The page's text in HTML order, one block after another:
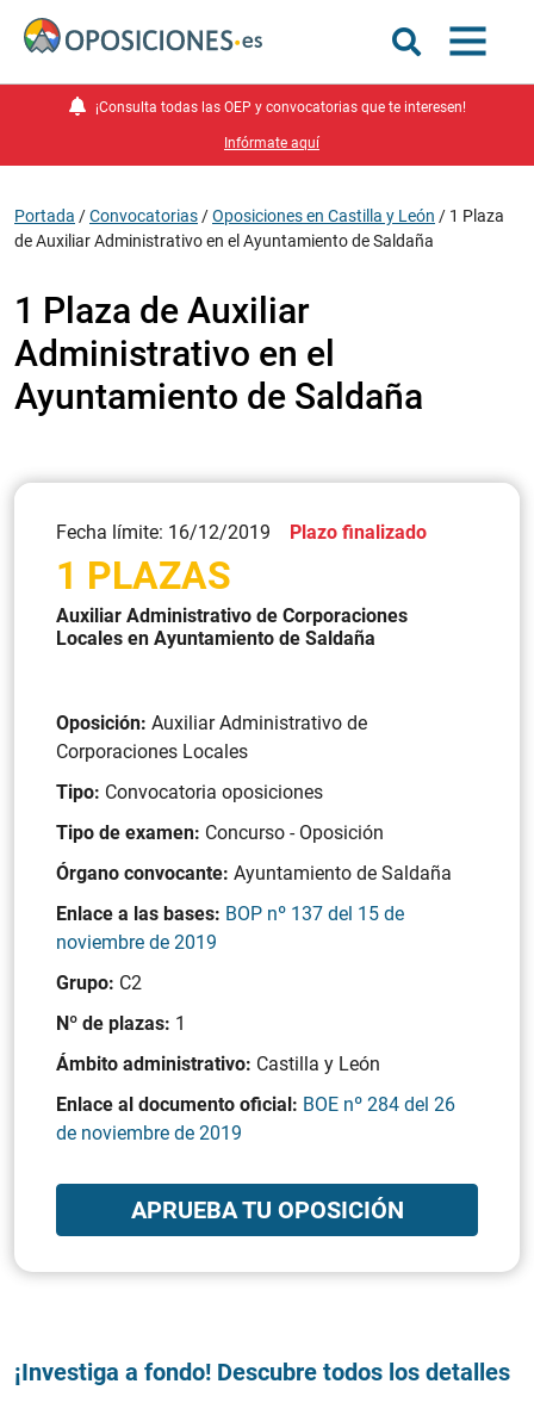
¡Consulta todas las OEP y convocatorias que te interesen!
Infórmate aquí
Portada /Convocatorias /Oposiciones en Castilla y León / 1 Plaza
de Auxiliar Administrativo en el Ayuntamiento de Saldaña
1 Plaza de Auxiliar
Administrativo en el
Ayuntamiento de Saldaña
Fecha límite: 16/12/2019 Plazo finalizado
1 PLAZAS
Auxiliar Administrativo de Corporaciones
Locales en Ayuntamiento de Saldaña
Oposición: Auxiliar Administrativo de
Corporaciones Locales
Tipo: Convocatoria oposiciones
Tipo de examen: Concurso - Oposición
Órgano convocante: Ayuntamiento de Saldaña
Enlace a las bases: BOP nº 137 del 15 de
noviembre de 2019
Grupo: C2
Nº de plazas: 1
Ámbito administrativo: Castilla y León
Enlace al documento oficial: BOE nº 284 del 26
de noviembre de 2019
APRUEBA TU OPOSICIÓN
¡Investiga a fondo! Descubre todos los detalles